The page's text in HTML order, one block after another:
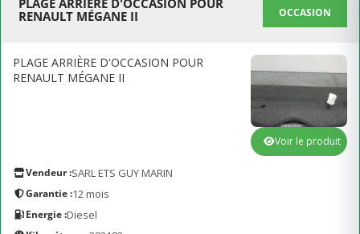
PLAGE ARRIÈRE D'OCCASION POUR
RENAULT MÉGANE II
OCCASION
PLAGE ARRIÈRE D'OCCASION POUR
RENAULT MÉGANE II
Vendeur :SARL ETS GUY MARIN
Garantie :12 mois
Energie :Diesel
Voir le produit